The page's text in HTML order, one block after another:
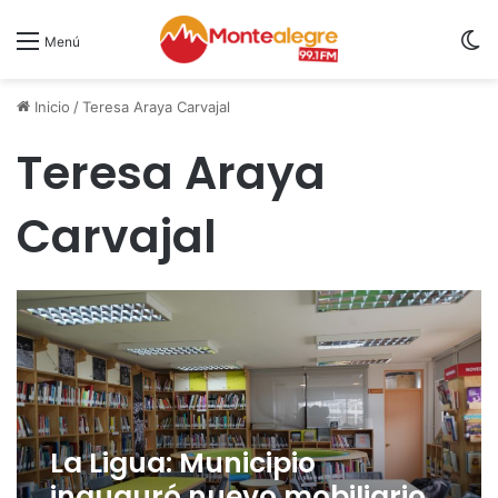
Menú
Inicio /Teresa Araya Carvajal
Teresa Araya
Carvajal
La Ligua: Municipio